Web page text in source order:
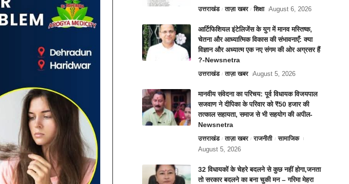
उत्तराखंड ताज़ा खबर शिक्षा August 6, 2026
आर्टिफिशियल इंटेलिजेंस के युग में मानव मस्तिष्क,
चेतना और आध्यात्मिक विकास की संभावनाएँ: क्या
विज्ञान और अध्यात्म एक नए संगम की ओर अग्रसर हैं
?-Newsnetra
उत्तराखंड ताज़ा खबर August 5, 2026
मानवीय संवेदना का परिचय: पूर्व विधायक विजयपाल
सजवाण ने दीपिका के परिवार को ₹50 हजार की
तत्काल सहायता, समाज से भी सहयोग की अपील-
Newsnetra
उत्तराखंड ताज़ा खबर राजनीती
सामाजिक
August 5, 2026
32 विधायकों के चेहरे बदलने से कुछ नहीं होगा,जनता
तो सरकार बदलने का बना चुकी मन – गरिमा मेहरा